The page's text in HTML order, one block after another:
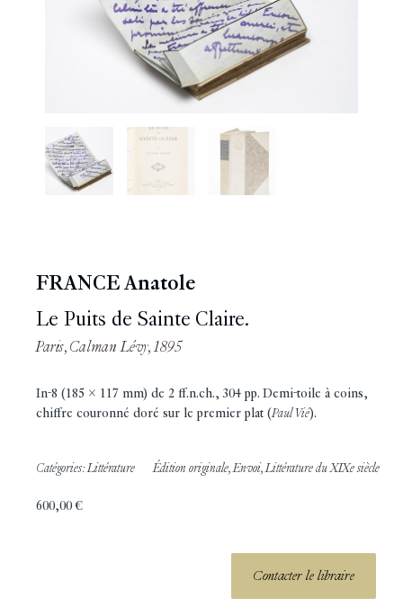
FRANCE Anatole
Le Puits de Sainte Claire.
Paris, Calman Lévy, 1895
In-8 (185 x 117 mm) de 2 ff.n.ch., 304 pp. Demi-toile à coins,
chiffre couronné doré sur le premier plat (Paul Vié).
Catégories:Littérature Édition originale,Envoi,Littérature du XIXe siècle
600,00€
Contacter le libraire